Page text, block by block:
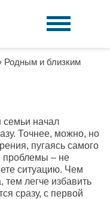
Родным и близким
семьи начал
Точнее, можно, но
пугаясь самого
проблемы – не
ситуацию. Чем
легче избавить
сразу, с первой